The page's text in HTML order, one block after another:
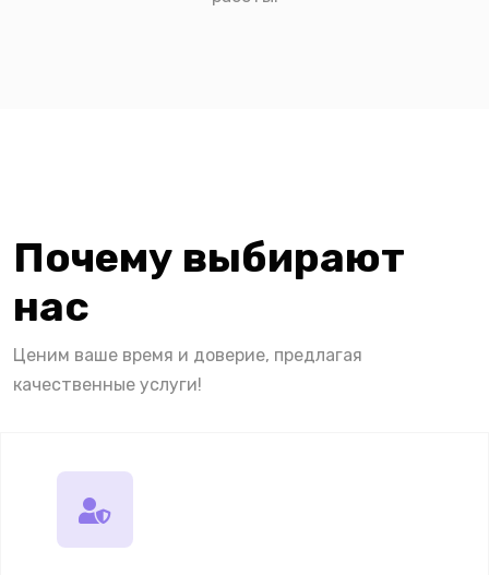
Почему выбирают
нас
Ценим ваше время и доверие, предлагая
качественные услуги!